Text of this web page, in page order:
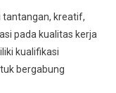
tantangan, kreatif,
pada kualitas kerja
kualifikasi
bergabung